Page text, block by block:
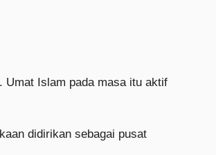
Umat Islam pada masa itu aktif
didirikan sebagai pusat